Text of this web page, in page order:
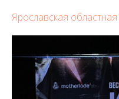
Ярославская